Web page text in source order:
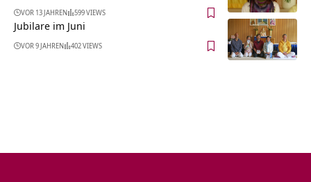
VOR 13 JAHREN 599 VIEWS
Jubilare im Juni
VOR 9 JAHREN 402 VIEWS